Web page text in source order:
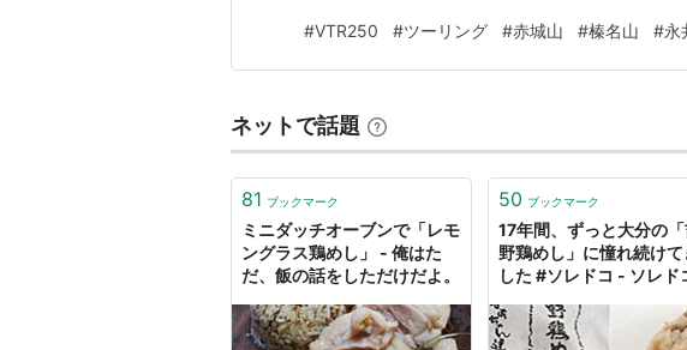
ャケット、高機能インナー、3Dメッシュインナー
ム…
#VTR250 #ツーリング #赤城山 #榛名山 #永
ネットで話題
81 ブックマーク
ミニダッチオーブンで「レモ
ングラス鶏めし」 - 俺はた
だ、飯の話をしただけだよ。
50 ブックマーク
17年間、ずっと大分の
野鶏めし」に憧れ続けて
した #ソレドコ - ソレド